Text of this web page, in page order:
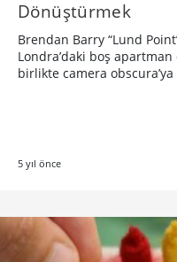
Dönüştürmek
Brendan Barry “Lund
Londra’daki boş
birlikte camera
5 yıl önce